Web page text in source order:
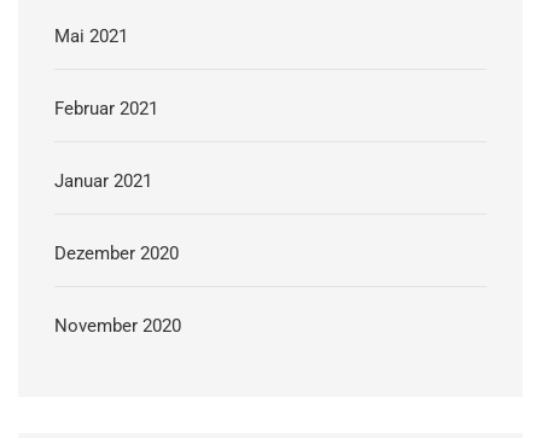
Mai 2021
Februar 2021
Januar 2021
Dezember 2020
November 2020